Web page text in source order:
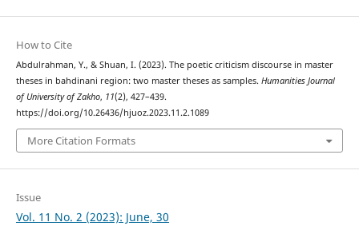
How to Cite
Abdulrahman, Y., & Shuan, I. (2023). The poetic criticism discourse in master
theses in bahdinani region: two master theses as samples. Humanities Journal
of University of Zakho, 11(2), 427–439.
https://doi.org/10.26436/hjuoz.2023.11.2.1089
More Citation Formats
Issue
Vol. 11 No. 2 (2023): June, 30